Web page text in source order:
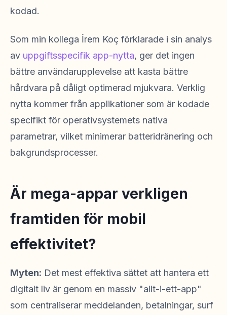
kodad.
Som min kollega İrem Koç förklarade i sin analys
av uppgiftsspecifik app-nytta, ger det ingen
bättre användarupplevelse att kasta bättre
hårdvara på dåligt optimerad mjukvara. Verklig
nytta kommer från applikationer som är kodade
specifikt för operativsystemets nativa
parametrar, vilket minimerar batteridränering och
bakgrundsprocesser.
Är mega-appar verkligen
framtiden för mobil
effektivitet?
Myten: Det mest effektiva sättet att hantera ett
digitalt liv är genom en massiv "allt-i-ett-app"
som centraliserar meddelanden, betalningar, surf